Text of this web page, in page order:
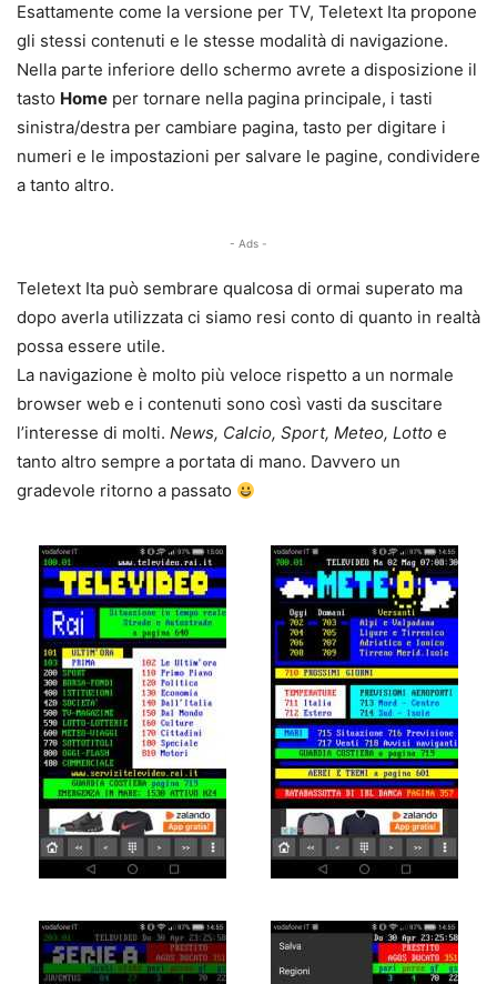
Esattamente come la versione per TV, Teletext Ita propone
gli stessi contenuti e le stesse modalità di navigazione.
Nella parte inferiore dello schermo avrete a disposizione il
tasto Home per tornare nella pagina principale, i tasti
sinistra/destra per cambiare pagina, tasto per digitare i
numeri e le impostazioni per salvare le pagine, condividere
a tanto altro.
- Ads -
Teletext Ita può sembrare qualcosa di ormai superato ma
dopo averla utilizzata ci siamo resi conto di quanto in realtà
possa essere utile.
La navigazione è molto più veloce rispetto a un normale
browser web e i contenuti sono così vasti da suscitare
l’interesse di molti. News, Calcio, Sport, Meteo, Lotto e
tanto altro sempre a portata di mano. Davvero un
gradevole ritorno a passato